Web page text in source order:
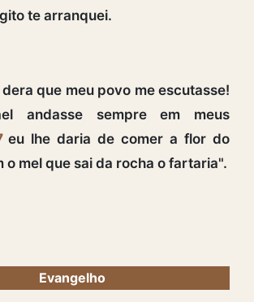
te arranquei.
dera que meu povo me escutasse!
andasse sempre em meus
eu lhe daria de comer a flor do
o mel que sai da rocha o fartaria".
Evangelho